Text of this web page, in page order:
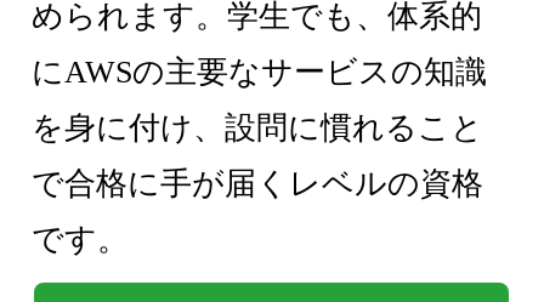
められます。学生でも、体系的
にAWSの主要なサービスの知識
を身に付け、設問に慣れること
で合格に手が届くレベルの資格
です。